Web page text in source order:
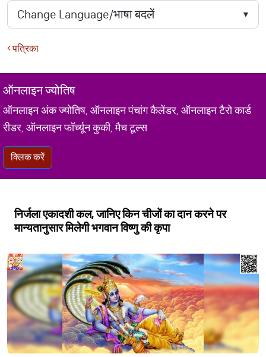
पत्रिका
ऑनलाइन ज्योतिष
ऑनलाइन अंक ज्योतिष, ऑनलाइन पंचांग कैलेंडर, ऑनलाइन टैरो कार्ड
रीडर, ऑनलाइन फॉर्च्यून कुकी, मैच टूल्स
क्लिक करें
निर्जला एकादशी कल, जानिए किन चीजों का दान करने पर
मान्यतानुसार मिलेगी भगवान विष्णु की कृपा